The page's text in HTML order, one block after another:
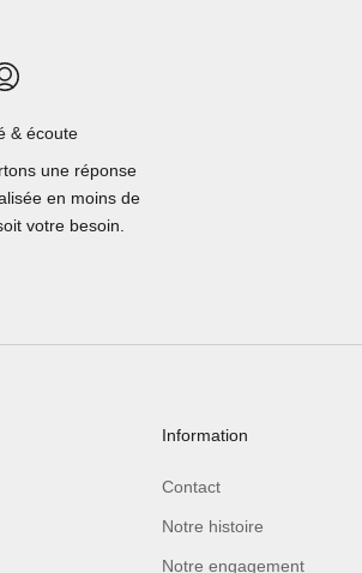
& écoute
une réponse
en moins de
votre besoin.
Information
Contact
Notre histoire
Notre engagement